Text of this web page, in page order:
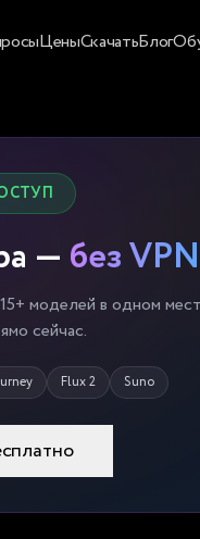
ЦеныСкачатьБлог
— без VPN
моделей в одном
сейчас.
Flux 2 Suno